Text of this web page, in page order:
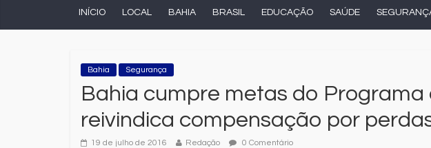
INÍCIO LOCAL BAHIA BRASIL EDUCAÇÃO SAÚDE
Bahia Segurança
Bahia cumpre metas do Programa
reivindica compensação por
19 de julho de 2016 Redação 0 Comentário